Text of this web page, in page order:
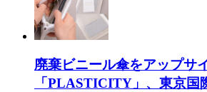
廃棄ビニール傘をアップサ
「PLASTICITY」、東京国